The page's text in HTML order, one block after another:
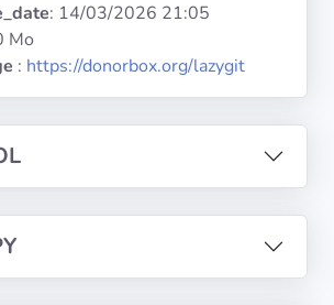
: 14/03/2026 21:05
Mo
: https://donorbox.org/lazygit